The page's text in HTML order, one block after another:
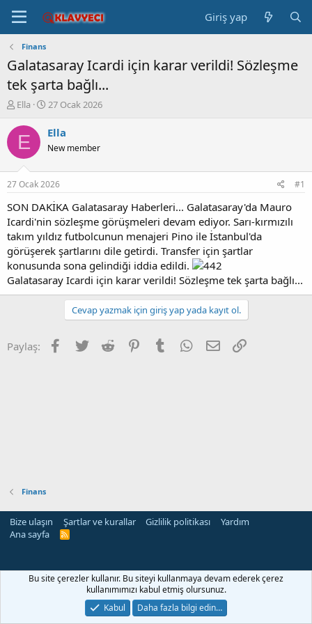
Giriş yap
Finans
Galatasaray Icardi için karar verildi! Sözleşme
tek şarta bağlı...
K
n
b
u
u
b
a
l
a
t
a
n
Ella
B
ş
a
g
ı
ç
a
r
i
h
i
27 Ocak 2026
E Ella
New member
27 Ocak 2026 #1
SON DAKİKA Galatasaray Haberleri... Galatasaray'da Mauro
Icardi'nin sözleşme görüşmeleri devam ediyor. Sarı-kırmızılı
takım yıldız futbolcunun menajeri Pino ile İstanbul'da
görüşerek şartlarını dile getirdi. Transfer için şartlar
konusunda sona gelindiği iddia edildi.
Galatasaray Icardi için karar verildi! Sözleşme tek şarta bağlı...
Cevap yazmak için giriş yap yada kayıt ol.
Paylaş: Facebook
Twitter Reddit PinterestTumblr WhatsApp
E-posta
Finans
Bize ulaşın Şartlar ve kurallar Gizlilik politikası
Yardım
Ana sayfa
R
Bu site çerezler kullanır. Bu siteyi kullanmaya devam ederek çerez
kullanımımızı kabul etmiş olursunuz.
Kabul
Daha fazla bilgi edin…